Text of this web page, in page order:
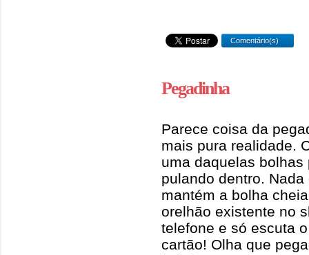
Comentário(s)
Pegadinha
Parece coisa da
mais pura realidade.
uma daquelas
pulando dentro.
mantém a bolha
orelhão existente no
telefone e só escuta
cartão! Olha que